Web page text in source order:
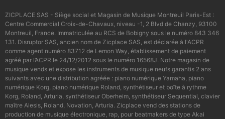
ZICPLACE SAS - Siège social et Magasin de Musique Montreuil Paris-Est :
Centre Commercial Croix-de-Chavaux, niveau -1, 2 Blvd de Chanzy, 93100
Montreuil, France. Immatriculée au RCS de Bobigny sous le numéro 843 346
131. Disruptor SAS, ancien nom de Zicplace SAS, est déclarée à l'ACPR
comme agent numéro 83712 de Lemon Way, établissement de paiement
agréé par l’ACPR le 24/12/2012 sous le numéro 16568J. Notre magasin de
musique vends et expose les instruments de musique neufs garantis 2 ans
suivants avec une distribution agréée : piano numérique Yamaha, piano
numérique Korg, piano numérique Roland, synthétiseur et boîte à rythme
Korg, Roland, Arturia, synthétiseur Oberheim, synthétiseur Sequential, clavier
maître Alesis, Roland, Novation, Arturia. Zicplace vend des stations de
production de musique électronique, rap, pour beatmakers de type Akai